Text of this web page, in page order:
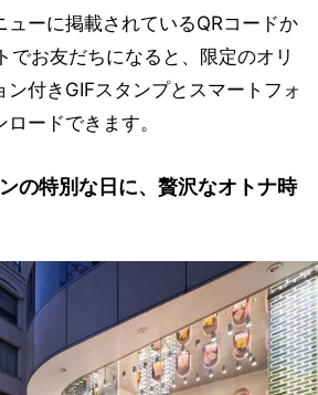
ューに掲載されているQRコードか
でお友だちになると、限定のオリ
ン付きGIFスタンプとスマートフォ
ードできます。
の特別な日に、贅沢なオトナ時